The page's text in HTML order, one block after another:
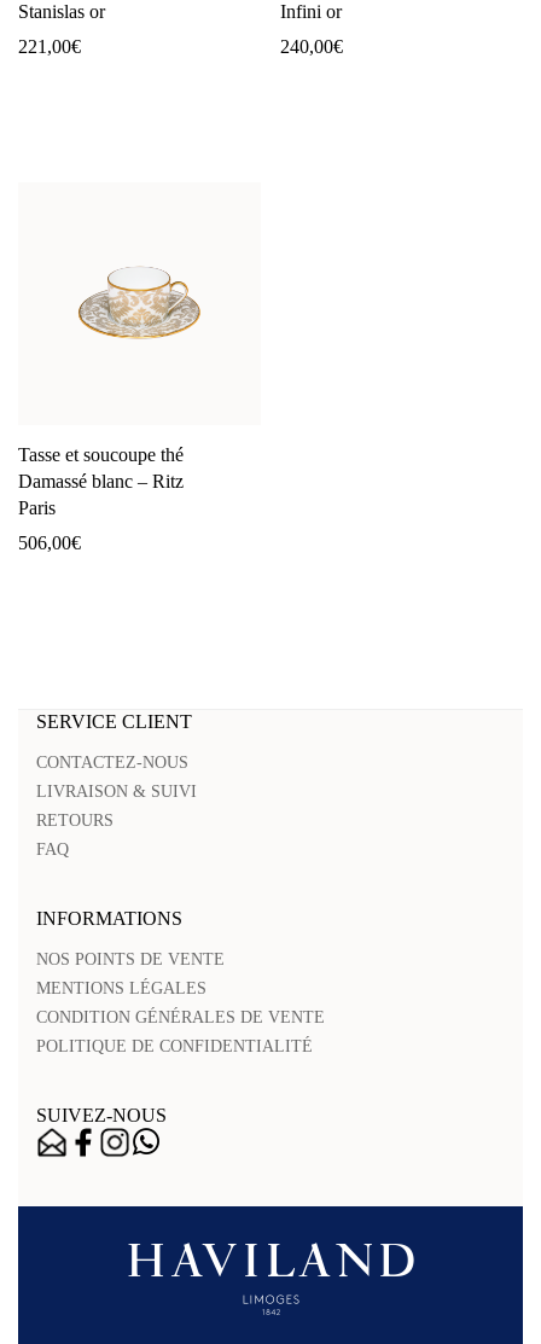
Stanislas or
221,00€
Infini or
240,00€
Tasse et soucoupe thé
Damassé blanc – Ritz
Paris
506,00€
SERVICE CLIENT
CONTACTEZ-NOUS
LIVRAISON & SUIVI
RETOURS
FAQ
INFORMATIONS
NOS POINTS DE VENTE
MENTIONS LÉGALES
CONDITION GÉNÉRALES DE VENTE
POLITIQUE DE CONFIDENTIALITÉ
SUIVEZ-NOUS